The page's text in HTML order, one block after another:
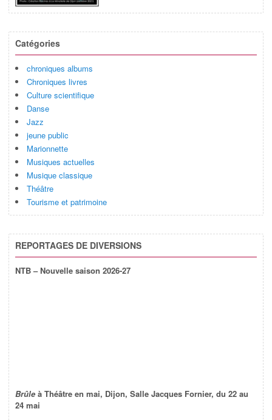
Catégories
chroniques albums
Chroniques livres
Culture scientifique
Danse
Jazz
jeune public
Marionnette
Musiques actuelles
Musique classique
Théâtre
Tourisme et patrimoine
REPORTAGES DE DIVERSIONS
NTB – Nouvelle saison 2026-27
Brûle à Théâtre en mai, Dijon, Salle Jacques Fornier, du 22 au
24 mai